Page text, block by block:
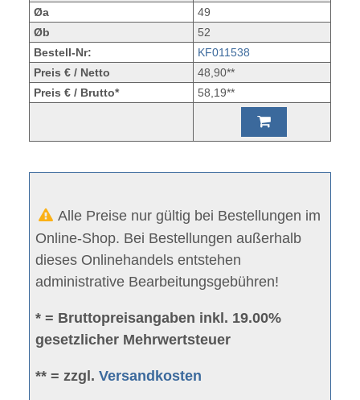
Øa
49
Øb
52
Bestell-Nr:
KF011538
Preis € / Netto
48,90**
Preis € / Brutto*
58,19**
Alle Preise nur gültig bei Bestellungen im
Online-Shop. Bei Bestellungen außerhalb
dieses Onlinehandels entstehen
administrative Bearbeitungsgebühren!
* = Bruttopreisangaben inkl. 19.00%
gesetzlicher Mehrwertsteuer
** = zzgl.Versandkosten